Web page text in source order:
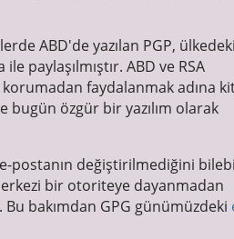
ABD'de yazılan PGP, ülkedeki
paylaşılmıştır. ABD ve RSA
korumadan faydalanmak adına
bugün özgür bir yazılım olarak
postanın değiştirilmediğini
bir otoriteye dayanmadan
bakımdan GPG günümüzdeki